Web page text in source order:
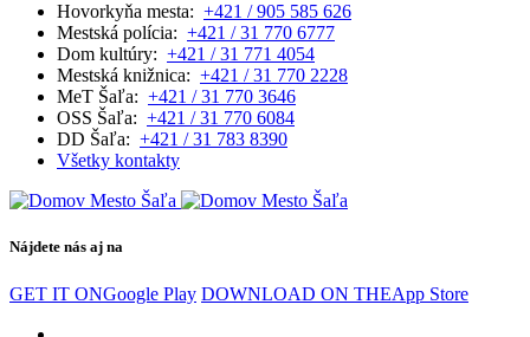
Hovorkyňa mesta: +421 / 905 585 626
Mestská polícia: +421 / 31 770 6777
Dom kultúry: +421 / 31 771 4054
Mestská knižnica: +421 / 31 770 2228
MeT Šaľa: +421 / 31 770 3646
OSS Šaľa: +421 / 31 770 6084
DD Šaľa: +421 / 31 783 8390
Všetky kontakty
Nájdete nás aj na
GET IT ONGoogle Play DOWNLOAD ON THEApp Store